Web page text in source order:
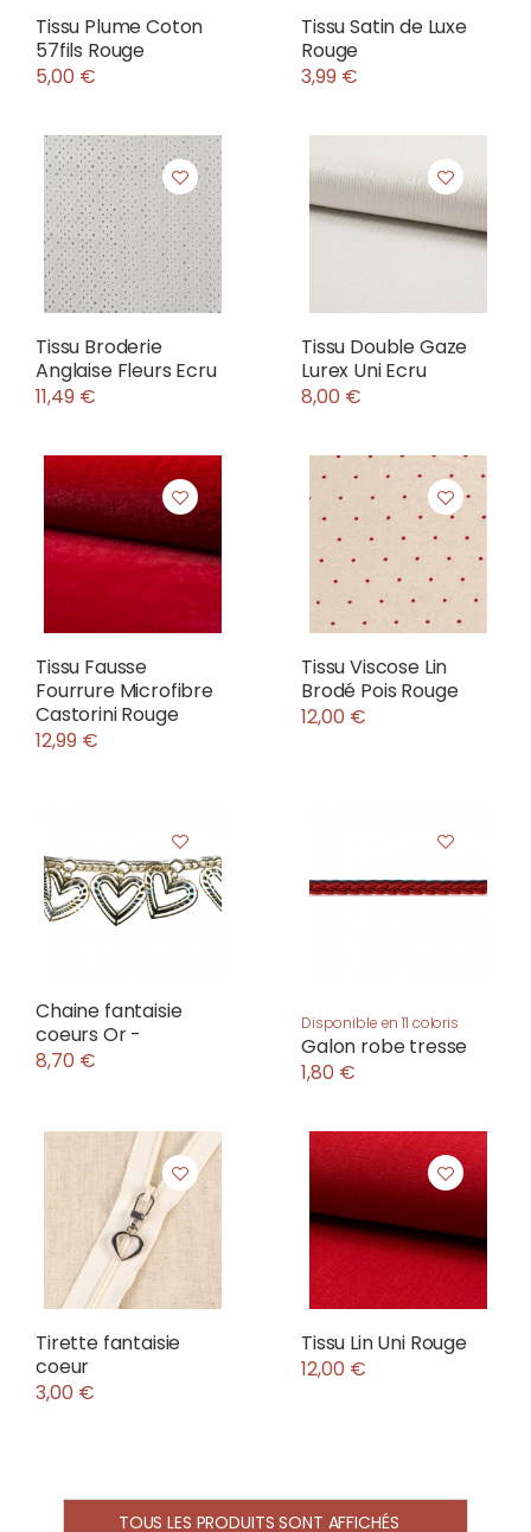
Tissu Plume Coton
57fils Rouge
5,00 €
Tissu Satin de Luxe
Rouge
3,99 €
Tissu Broderie
Anglaise Fleurs Ecru
11,49 €
Tissu Double Gaze
Lurex Uni Ecru
8,00 €
Tissu Fausse
Fourrure Microfibre
Castorini Rouge
12,99 €
Tissu Viscose Lin
Brodé Pois Rouge
12,00 €
Chaine fantaisie
coeurs Or -
8,70 €
Disponible en 11 coloris
Galon robe tresse
1,80 €
Tirette fantaisie
coeur
3,00 €
Tissu Lin Uni Rouge
12,00 €
TOUS LES PRODUITS SONT AFFICHÉS